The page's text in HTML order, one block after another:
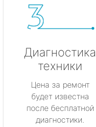
Диагностика
техники
Цена за ремонт
будет известна
после бесплатной
диагностики.